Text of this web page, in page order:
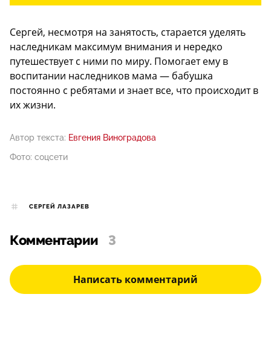
Сергей, несмотря на занятость, старается уделять
наследникам максимум внимания и нередко
путешествует с ними по миру. Помогает ему в
воспитании наследников мама — бабушка
постоянно с ребятами и знает все, что происходит в
их жизни.
Автор текста: Евгения Виноградова
Фото: соцсети
СЕРГЕЙ ЛАЗАРЕВ
Комментарии 3
Написать комментарий